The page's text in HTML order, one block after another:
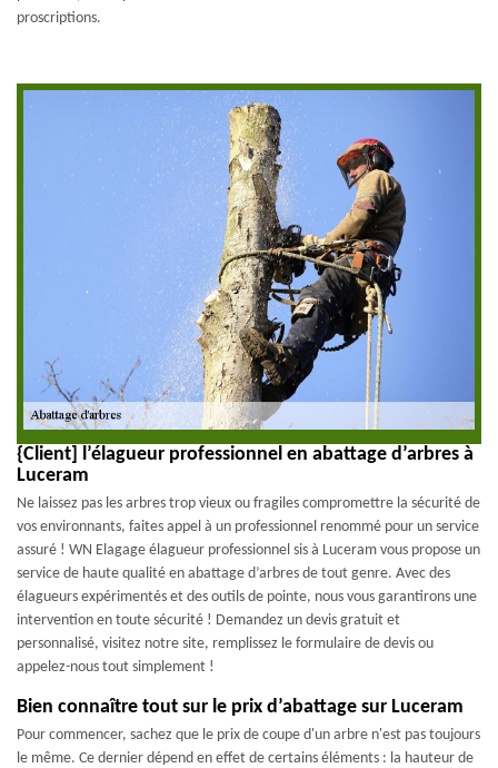
proscriptions.
{Client] l’élagueur professionnel en abattage d’arbres à
Luceram
Ne laissez pas les arbres trop vieux ou fragiles compromettre la sécurité de
vos environnants, faites appel à un professionnel renommé pour un service
assuré ! WN Elagage élagueur professionnel sis à Luceram vous propose un
service de haute qualité en abattage d’arbres de tout genre. Avec des
élagueurs expérimentés et des outils de pointe, nous vous garantirons une
intervention en toute sécurité ! Demandez un devis gratuit et
personnalisé, visitez notre site, remplissez le formulaire de devis ou
appelez-nous tout simplement !
Bien connaître tout sur le prix d’abattage sur Luceram
Pour commencer, sachez que le prix de coupe d'un arbre n'est pas toujours
le même. Ce dernier dépend en effet de certains éléments : la hauteur de